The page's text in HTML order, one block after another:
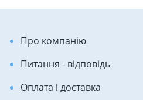
Про компанію
Питання - відповідь
Оплата і доставка